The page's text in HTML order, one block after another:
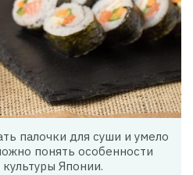
палочки для суши и умело
понять особенности
Японии.